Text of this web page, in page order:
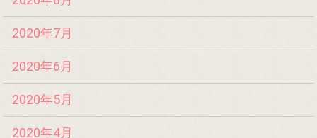
2020年7月
2020年6月
2020年5月
2020年4月